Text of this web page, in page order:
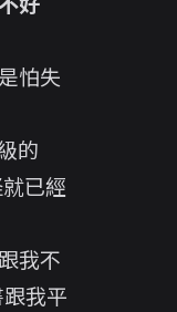
怕失
的
已經
我不
我平